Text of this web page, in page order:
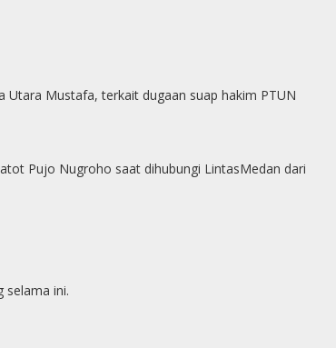
Utara Mustafa, terkait dugaan suap hakim PTUN
Pujo Nugroho saat dihubungi LintasMedan dari
selama ini.